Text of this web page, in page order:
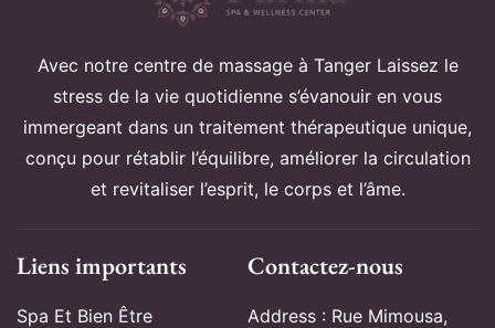
Avec notre centre de massage à Tanger Laissez le
stress de la vie quotidienne s’évanouir en vous
immergeant dans un traitement thérapeutique unique,
conçu pour rétablir l’équilibre, améliorer la circulation
et revitaliser l’esprit, le corps et l’âme.
Liens importants
Spa Et Bien Être
Contactez-nous
Address : Rue Mimousa,